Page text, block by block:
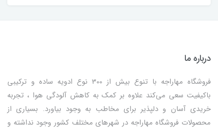
درباره ما
فروشگاه مهاراجه با تنوع بیش از 300 نوع ادویه ساده و ترکیبی
باکیفیت سعی می‌کند علاوه بر کمک به کاهش آلودگی هوا ، تجربه
خریدی آسان و دلپذیر برای مخاطب به وجود بیاورد. بسیاری از
محصولات فروشگاه مهاراجه در شهرهای مختلف کشور وجود نداشته و